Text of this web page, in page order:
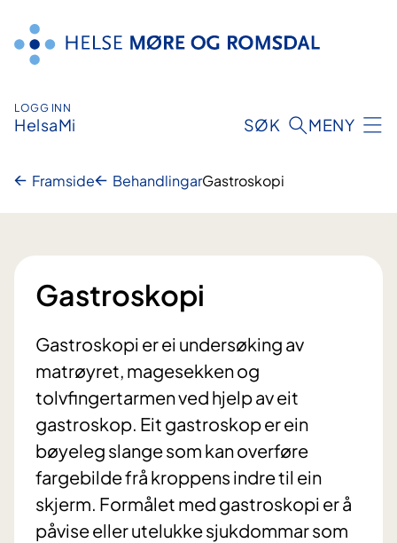
innhald
LOGG INN
HelsaMi SØK MENY
Framside BehandlingarGastroskopi
Gastroskopi
Gastroskopi er ei undersøking av
matrøyret, magesekken og
tolvfingertarmen ved hjelp av eit
gastroskop. Eit gastroskop er ein
bøyeleg slange som kan overføre
fargebilde frå kroppens indre til ein
skjerm. Formålet med gastroskopi er å
påvise eller utelukke sjukdommar som